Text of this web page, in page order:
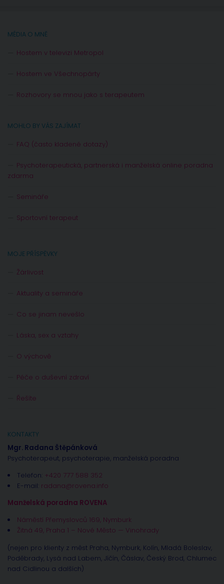
MÉDIA O MNĚ
Hostem v televizi Metropol
Hostem ve Všechnopárty
Rozhovory se mnou jako s terapeutem
MOHLO BY VÁS ZAJÍMAT
FAQ (často kladené dotazy)
Psychoterapeutická, partnerská i manželská online poradna
zdarma
Semináře
Sportovní terapeut
MOJE PŘÍSPĚVKY
Žárlivost
Aktuality a semináře
Co se jinam nevešlo
Láska, sex a vztahy
O výchově
Péče o duševní zdraví
Řešíte
KONTAKTY
Mgr. Radana Štěpánková
Psychoterapeut, psychoterapie, manželská poradna
Telefon: +420 777 588 352
E-mail: radana@rovena.info
Manželská poradna ROVENA
Náměstí Přemyslovců 169, Nymburk
Žitná 49, Praha 1 – Nové Město — Vinohrady
(nejen pro klienty z měst Praha, Nymburk, Kolín, Mladá Boleslav,
Poděbrady, Lysá nad Labem, Jíčín, Čáslav, Český Brod, Chlumec
nad Cidlinou a dalších)